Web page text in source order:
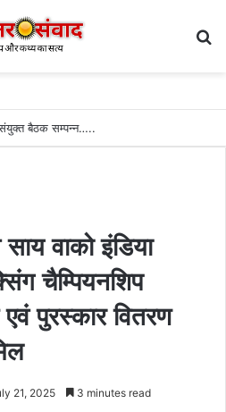
वाको इंडिया
चैम्पियनशिप
पुरस्कार वितरण
21, 2025 3 minutes read